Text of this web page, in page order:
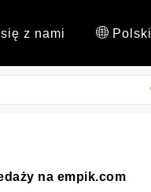
z nami Polski
na empik.com​